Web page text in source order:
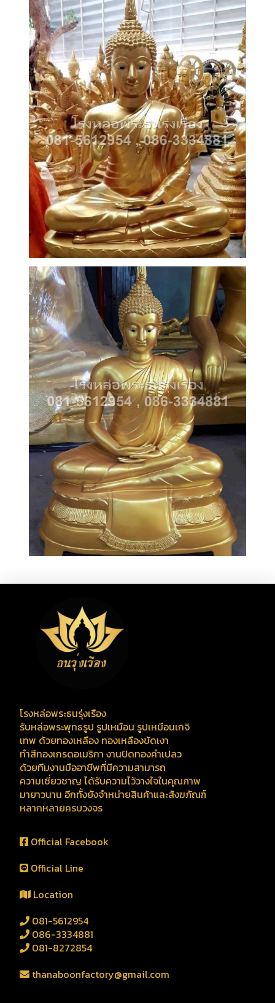
โรงหล่อพระธนรุ่งเรือง
รับหล่อพระพุทธรูป รูปเหมือน รูปเหมือนเกจิ
เทพ ด้วยทองเหลือง ทองเหลืองขัดเงา
ทำสีทองเกรดอเมริกา งานปิดทองคำเปลว
ด้วยทีมงานมืออาชีพที่มีความสามารถ
ความเชี่ยวชาญ ได้รับความไว้วางใจในคุณภาพ
มายาวนาน อีกทั้งยังจำหน่ายสินค้าและสังฆภัณฑ์
หลากหลายครบวงจร
Official Facebook
Official Line
Location
081-5612954
086-3334881
081-8272854
thanaboonfactory@gmail.com